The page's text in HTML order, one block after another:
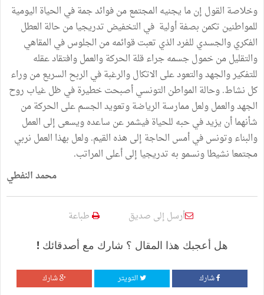
وخلاصة القول إن ما يجنيه المجتمع من فوائد جمة في الحياة اليومية
للمواطنين تكمن بصفة أولية في التخفيض تدريجيا من حالة العطل
الفكري والجسدي للفرد الذي تعبت قوائمه من الجلوس في المقاهي
والتقليل من خمول جسمه جراء قلة الحركة والعمل وافتقاد عقله
للتفكير والجهد والتعود على الاتكال والرغبة في الربح السريع من وراء
كل نشاط. وحالة المواطن التونسي أصبحت خطيرة في ظل غياب روح
الجهد والعمل ولعل ممارسة الرياضة وتعويد الجسم على الحركة من
شأنهما أن يزيد في حبه للحياة فيشمر عن ساعده ويسعى إلى العمل
والبناء وتونس في أمس الحاجة إلى هذه القيم. ولعل بهذا العمل نربي
مجتمعا نشيطا ونسمو به تدريجيا إلى أعلى المراتب.
محمد النفطي
أرسل إلى صديق طباعة
هل أعجبك هذا المقال ؟ شارك مع أصدقائك !
شارك التويتر شارك